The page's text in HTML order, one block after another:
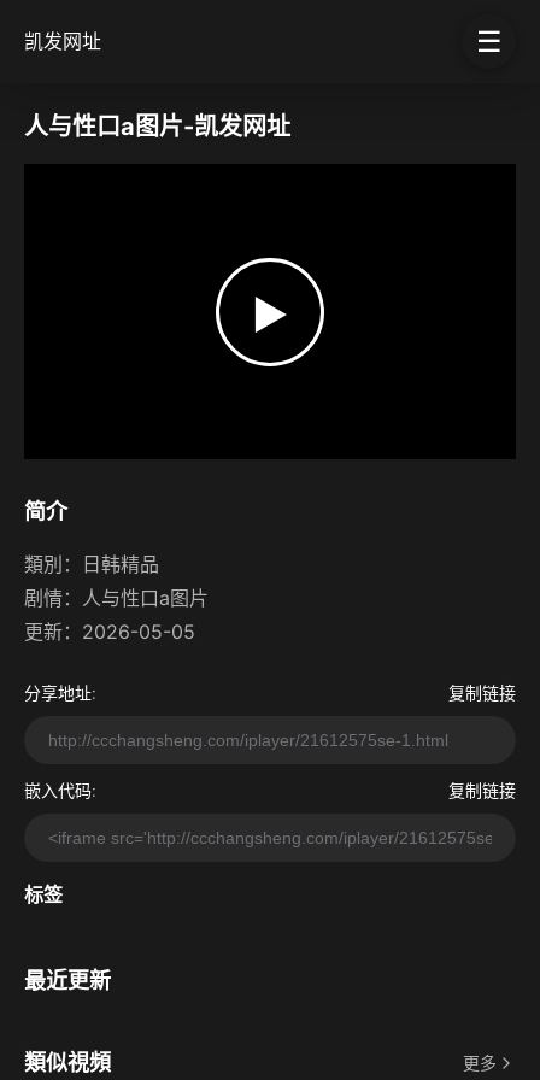
凯发网址 ☰
人与性口a图片-凯发网址
▶
简介
類別：
日韩精品
剧情： 人与性口a图片
更新：2026-05-05
分享地址: 复制链接
嵌入代码: 复制链接
标签
最近更新
類似視頻 更多